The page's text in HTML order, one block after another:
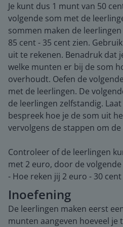
Je kunt dus 1 munt van 50
volgende som met de
sommen maken de
85 cent - 35 cent zien.
uit te rekenen. Benadruk dat
welke munten er bij de som
overhoudt. Oefen de
met de leerlingen. De
de leerlingen zelfstandig.
bespreek hoe je de som uit
vervolgens de stappen om
Controleer of de leerlingen
met 2 euro, door de
- Hoe reken jij 2 euro - 30
Inoefening
De leerlingen maken eerst
munten aangeven hoeveel je